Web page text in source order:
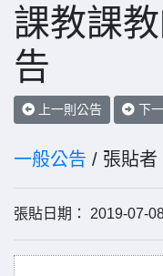
課教課
告
上一則公告 下
一般公告 / 張貼者
張貼日期： 2019-07-